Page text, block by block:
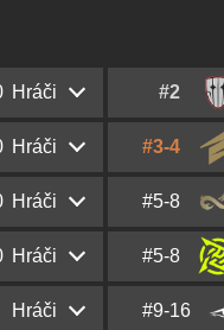
Hráči #2
Adam
Max
Hráči #3-4
Hráči #5-8
Hráči #5-8
Love
Hráči #9-16